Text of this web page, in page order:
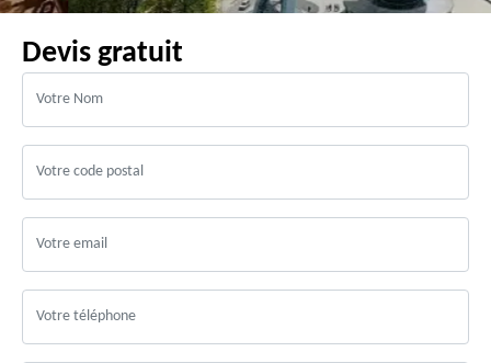
Devis gratuit